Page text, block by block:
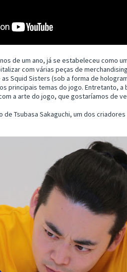
de um ano, já se estabeleceu como
com várias peças de
Squid Sisters (sob a forma de
principais temas do jogo. Entretanto, a
a arte do jogo, que gostaríamos de
de Tsubasa Sakaguchi, um dos